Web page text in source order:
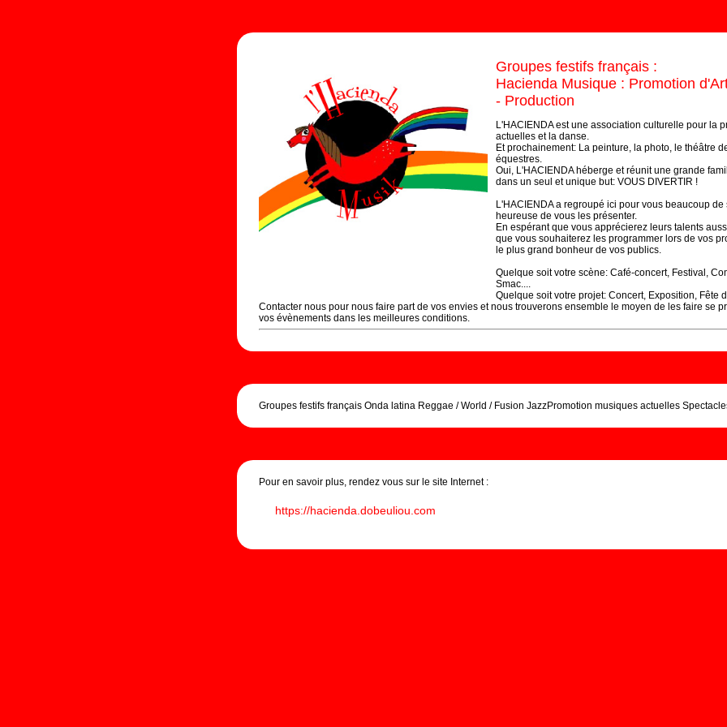
Groupes festifs français :
Hacienda Musique : Promotion
- Production
L'HACIENDA est une association culturelle pour la
actuelles et la danse.
Et prochainement: La peinture, la photo, le théâtre
équestres.
Oui, L'HACIENDA héberge et réunit une grande
dans un seul et unique but: VOUS DIVERTIR !
L'HACIENDA a regroupé ici pour vous beaucoup de
heureuse de vous les présenter.
En espérant que vous apprécierez leurs talents
que vous souhaiterez les programmer lors de vos
le plus grand bonheur de vos publics.
Quelque soit votre scène: Café-concert, Festival,
Smac....
Quelque soit votre projet: Concert, Exposition, Fête
Contacter nous pour nous faire part de vos envies et nous trouverons ensemble le moyen de les faire se
vos évènements dans les meilleures conditions.
Groupes festifs français Onda latina Reggae / World / Fusion JazzPromotion musiques actuelles
Pour en savoir plus, rendez vous sur le site Internet :
https://hacienda.dobeuliou.com